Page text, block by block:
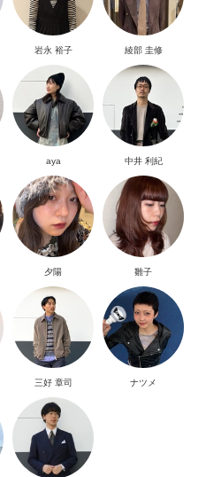
岩永 裕子 綾部 圭修
aya 中井 利紀
夕陽 雛子
三好 章司 ナツメ